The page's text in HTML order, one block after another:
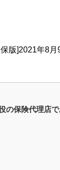
版]2021年8月
保険代理店